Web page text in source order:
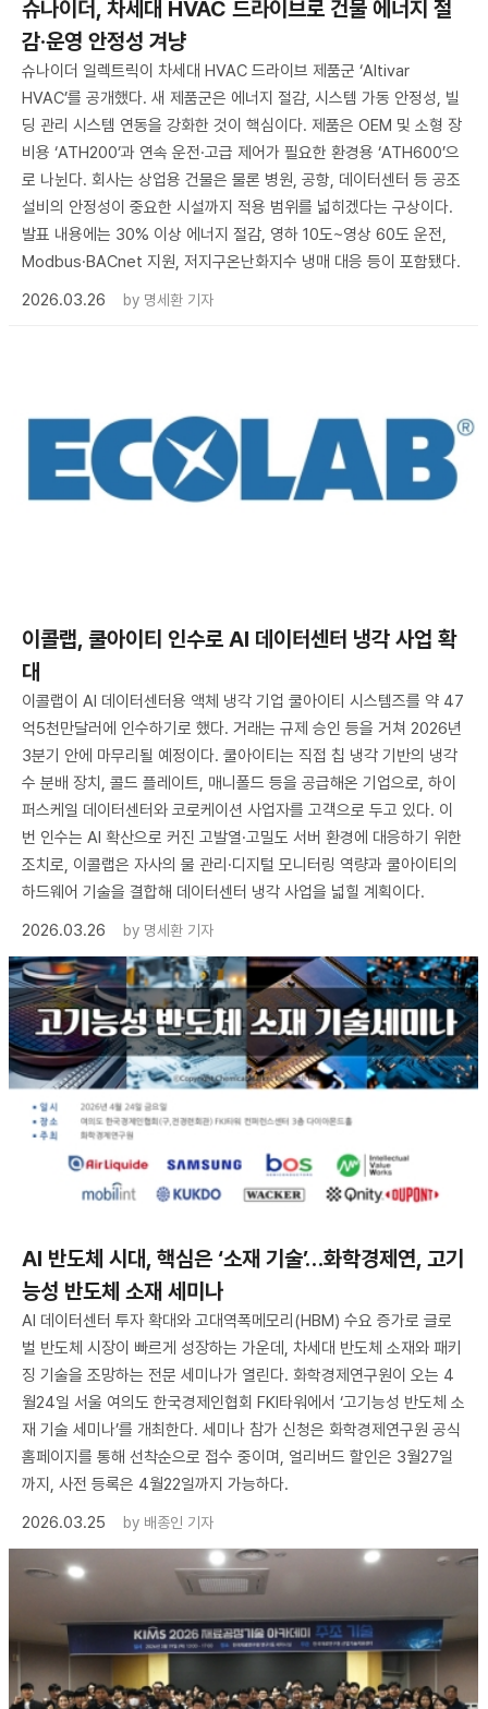
슈나이더, 차세대 HVAC 드라이브로 건물 에너지 절
감·운영 안정성 겨냥
슈나이더 일렉트릭이 차세대 HVAC 드라이브 제품군 ‘Altivar
HVAC’를 공개했다. 새 제품군은 에너지 절감, 시스템 가동 안정성, 빌
딩 관리 시스템 연동을 강화한 것이 핵심이다. 제품은 OEM 및 소형 장
비용 ‘ATH200’과 연속 운전·고급 제어가 필요한 환경용 ‘ATH600’으
로 나뉜다. 회사는 상업용 건물은 물론 병원, 공항, 데이터센터 등 공조
설비의 안정성이 중요한 시설까지 적용 범위를 넓히겠다는 구상이다.
발표 내용에는 30% 이상 에너지 절감, 영하 10도~영상 60도 운전,
Modbus·BACnet 지원, 저지구온난화지수 냉매 대응 등이 포함됐다.
2026.03.26
by 명세환 기자
이콜랩, 쿨아이티 인수로 AI 데이터센터 냉각 사업 확
대
이콜랩이 AI 데이터센터용 액체 냉각 기업 쿨아이티 시스템즈를 약 47
억5천만달러에 인수하기로 했다. 거래는 규제 승인 등을 거쳐 2026년
3분기 안에 마무리될 예정이다. 쿨아이티는 직접 칩 냉각 기반의 냉각
수 분배 장치, 콜드 플레이트, 매니폴드 등을 공급해온 기업으로, 하이
퍼스케일 데이터센터와 코로케이션 사업자를 고객으로 두고 있다. 이
번 인수는 AI 확산으로 커진 고발열·고밀도 서버 환경에 대응하기 위한
조치로, 이콜랩은 자사의 물 관리·디지털 모니터링 역량과 쿨아이티의
하드웨어 기술을 결합해 데이터센터 냉각 사업을 넓힐 계획이다.
2026.03.26
by 명세환 기자
AI 반도체 시대, 핵심은 ‘소재 기술’…화학경제연, 고기
능성 반도체 소재 세미나
AI 데이터센터 투자 확대와 고대역폭메모리(HBM) 수요 증가로 글로
벌 반도체 시장이 빠르게 성장하는 가운데, 차세대 반도체 소재와 패키
징 기술을 조망하는 전문 세미나가 열린다. 화학경제연구원이 오는 4
월24일 서울 여의도 한국경제인협회 FKI타워에서 ‘고기능성 반도체 소
재 기술 세미나’를 개최한다. 세미나 참가 신청은 화학경제연구원 공식
홈페이지를 통해 선착순으로 접수 중이며, 얼리버드 할인은 3월27일
까지, 사전 등록은 4월22일까지 가능하다.
2026.03.25
by 배종인 기자